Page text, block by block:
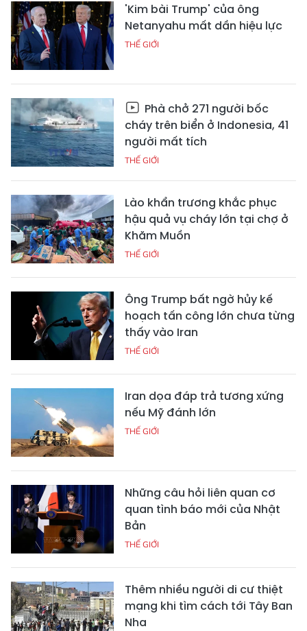
'Kim bài Trump' của ông
Netanyahu mất dần hiệu lực
THẾ GIỚI
Phà chở 271 người bốc
cháy trên biển ở Indonesia, 41
người mất tích
THẾ GIỚI
Lào khẩn trương khắc phục
hậu quả vụ cháy lớn tại chợ ở
Khăm Muồn
THẾ GIỚI
Ông Trump bất ngờ hủy kế
hoạch tấn công lớn chưa từng
thấy vào Iran
THẾ GIỚI
Iran dọa đáp trả tương xứng
nếu Mỹ đánh lớn
THẾ GIỚI
Những câu hỏi liên quan cơ
quan tình báo mới của Nhật
Bản
THẾ GIỚI
Thêm nhiều người di cư thiệt
mạng khi tìm cách tới Tây Ban
Nha